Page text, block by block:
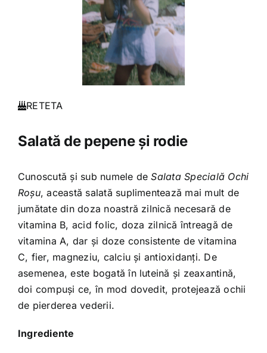
RETETA
Salată de pepene și rodie
Cunoscută și sub numele deSalata Specială Ochi
Roșu, această salată suplimentează mai mult de
jumătate din doza noastră zilnică necesară de
vitamina B, acid folic, doza zilnică întreagă de
vitamina A, dar și doze consistente de vitamina
C, fier, magneziu, calciu și antioxidanți. De
asemenea, este bogată în luteină și zeaxantină,
doi compuși ce, în mod dovedit, protejează ochii
de pierderea vederii.
Ingrediente